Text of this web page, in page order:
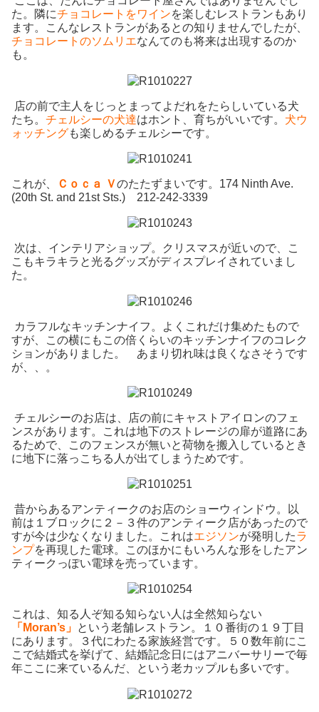
た。隣にチョコレートをワインを楽しむレストランもあり
ます。こんなレストランがあるとの知りませんでしたが、
チョコレートのソムリエなんてのも将来は出現するのか
も。
店の前で主人をじっとまってよだれをたらしいている犬
たち。 チェルシーの犬達はホント、育ちがいいです。 犬ウ
ォッチングも楽しめるチェルシーです。
これが、 Ｃｏｃａ Ｖのたたずまいです。174 Ninth Ave.
(20th St. and 21st Sts.) 212-242-3339
次は、インテリアショップ。クリスマスが近いので、こ
こもキラキラと光るグッズがディスプレイされていまし
た。
カラフルなキッチンナイフ。よくこれだけ集めたもので
すが、この横にもこの倍くらいのキッチンナイフのコレク
ションがありました。 あまり切れ味は良くなさそうです
が、、。
チェルシーのお店は、店の前にキャストアイロンのフェ
ンスがあります。これは地下のストレージの扉が道路にあ
るためで、このフェンスが無いと荷物を搬入しているとき
に地下に落っこちる人が出てしまうためです。
昔からあるアンティークのお店のショーウィンドウ。以
前は１ブロックに２－３件のアンティーク店があったので
すが今は少なくなりました。これはエジソンが発明したラ
ンプを再現した電球。このほかにもいろんな形をしたアン
ティークっぽい電球を売っています。
これは、知る人ぞ知る知らない人は全然知らない
「Moran’s 」 という老舗レストラン。１０番街の１９丁目
にあります。３代にわたる家族経営です。５０数年前にこ
こで結婚式を挙げて、結婚記念日にはアニバーサリーで毎
年ここに来ているんだ、という老カップルも多いです。